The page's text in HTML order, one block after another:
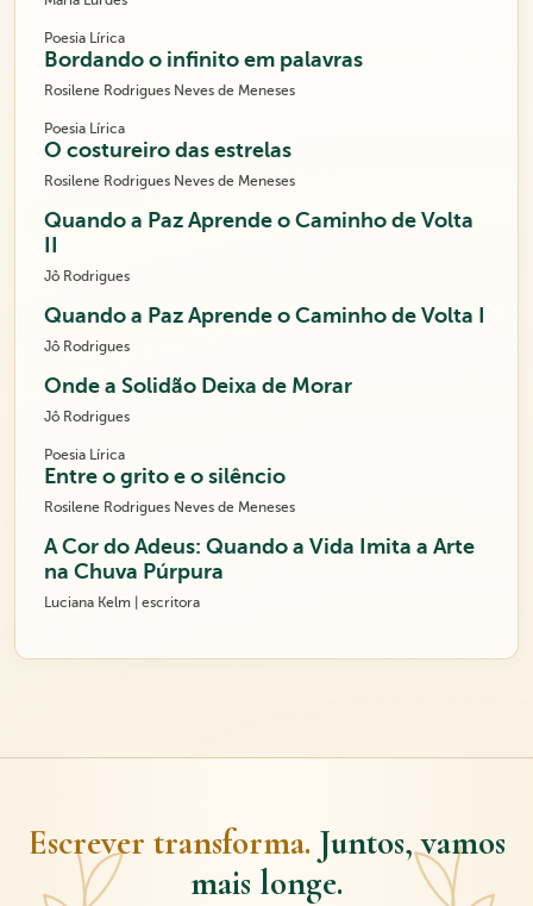
Poesia Lírica
Bordando o infinito em palavras
Rosilene Rodrigues Neves de Meneses
Poesia Lírica
O costureiro das estrelas
Rosilene Rodrigues Neves de Meneses
Quando a Paz Aprende o Caminho de Volta
Jô Rodrigues
Quando a Paz Aprende o Caminho de Volta I
Jô Rodrigues
Onde a Solidão Deixa de Morar
Jô Rodrigues
Poesia Lírica
Entre o grito e o silêncio
Rosilene Rodrigues Neves de Meneses
A Cor do Adeus: Quando a Vida Imita a Arte
na Chuva Púrpura
Luciana Kelm | escritora
Escrever transforma. Juntos, vamos
mais longe.